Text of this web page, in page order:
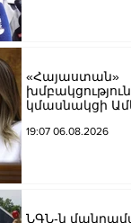
«Հայաստան»
կմասնակցի
19:07 06.08.2026
ՆԳՆ-ն